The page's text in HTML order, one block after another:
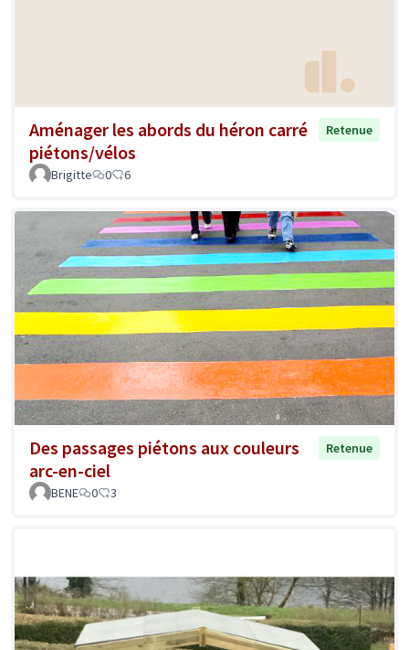
Aménager les abords du héron carré
piétons/vélos
Retenue
Brigitte 0 6
Des passages piétons aux couleurs
arc-en-ciel
Retenue
BENE 0 3